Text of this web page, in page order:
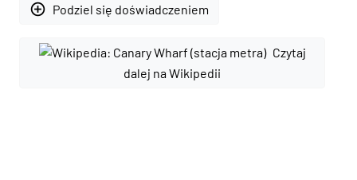
add_circle_outline Podziel się doświadczeniem
Czytaj
dalej na Wikipedii